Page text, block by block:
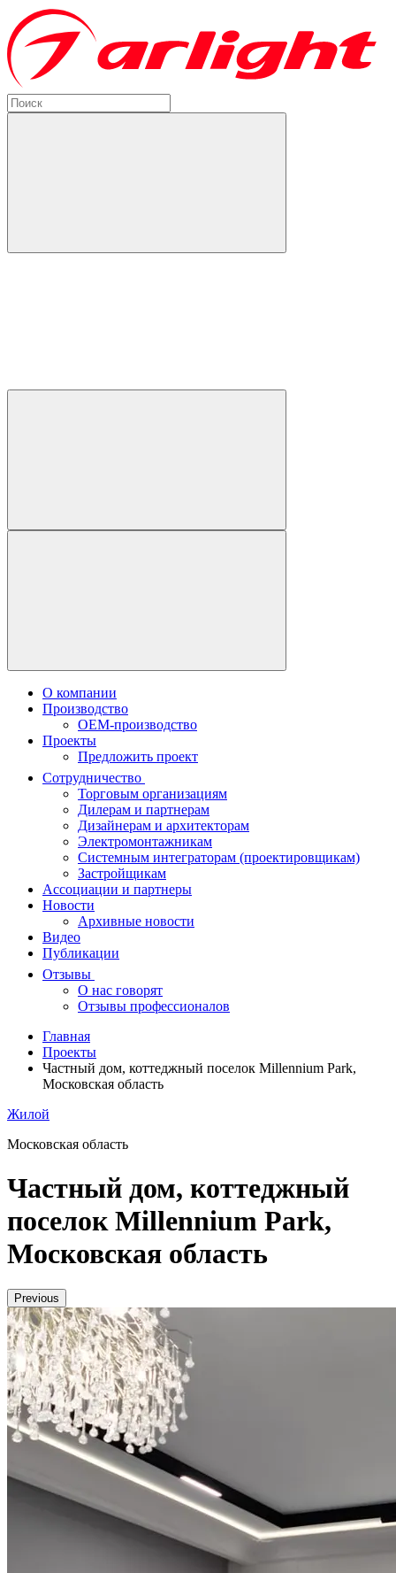
О компании
Производство
OEM-производство
Проекты
Предложить проект
Сотрудничество
Торговым организациям
Дилерам и партнерам
Дизайнерам и архитекторам
Электромонтажникам
Системным интеграторам (проектировщикам)
Застройщикам
Ассоциации и партнеры
Новости
Архивные новости
Видео
Публикации
Отзывы
О нас говорят
Отзывы профессионалов
Главная
Проекты
Частный дом, коттеджный поселок Millennium Park,
Московская область
Жилой
Московская область
Частный дом, коттеджный
поселок Millennium Park,
Московская область
Previous